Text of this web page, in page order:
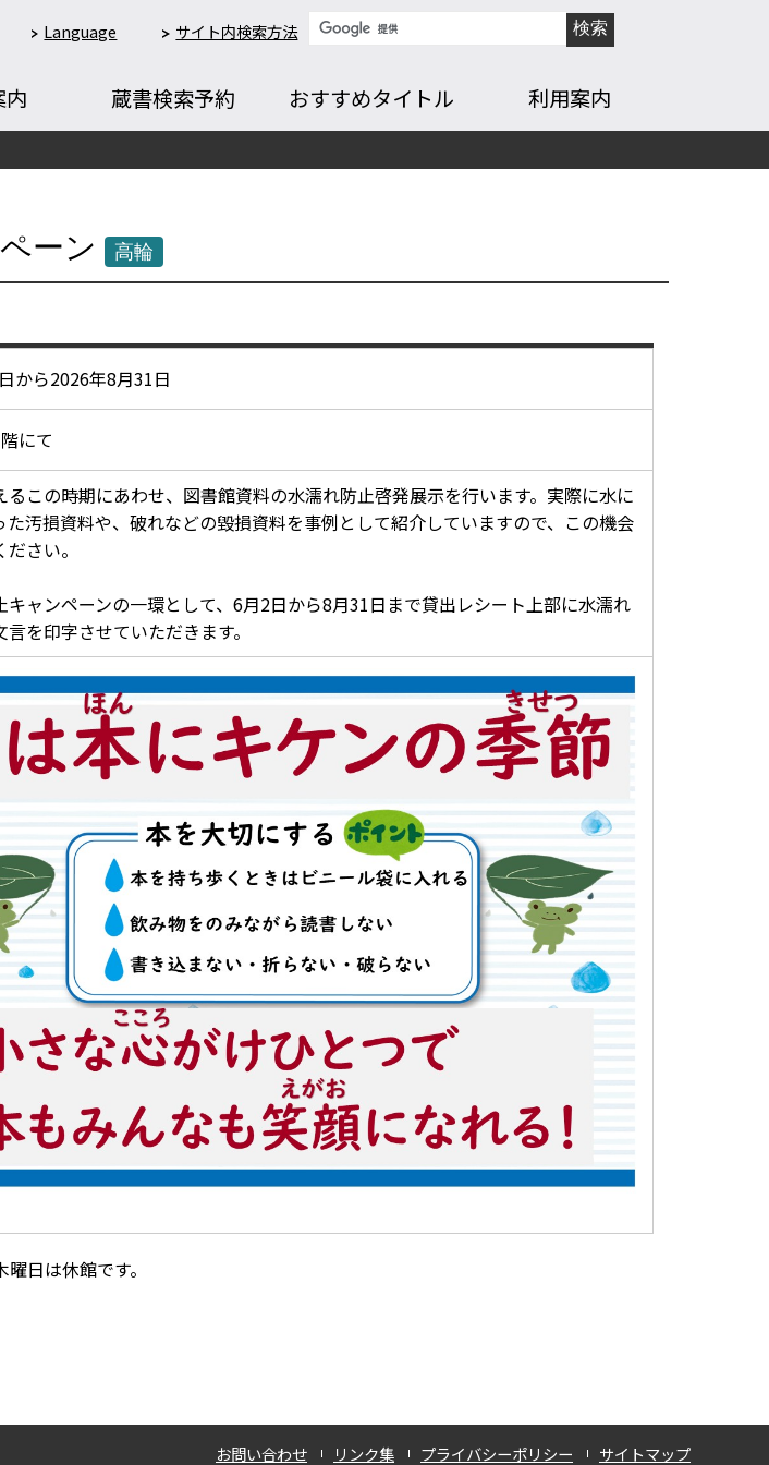
Language サイト内検索方法
内 蔵書検索予約 おすすめタイトル 利用案内
ーン 高輪
から2026年8月31日
にて
るこの時期にあわせ、図書館資料の水濡れ防止啓発展示を行います。実際に水に
た汚損資料や、破れなどの毀損資料を事例として紹介していますので、この機会
さい。
ャンペーンの一環として、6月2日から8月31日まで貸出レシート上部に水濡れ
を印字させていただきます。
日は休館です。
お問い合わせ リンク集 プライバシーポリシー サイトマップ